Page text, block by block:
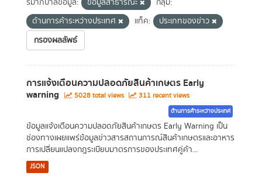
รมาภิบาลข้อมูล:
ข้อมูลสาธารณะ
กลุ่ม:
ด้านการค้าระหว่างประเทศ
แท็ค:
ประเภทของข่าว
กรองผลลัพธ์
การแจ้งเตือนความปลอดภัยสินค้าเกษตร Early
warning 5028 total views 311 recent views
ด้านการค้าระหว่างประเทศ
ข้อมูลแจ้งเตือนความปลอดภัยสินค้าเกษตร Early Warning เป็น
ช่องทางเผยแพร่ข้อมูลข่าวสารสถานการณ์สินค้าเกษตรและอาหาร
การเปลี่ยนแปลงกฎระเบียบมาตรการของประเทศคู่ค้า...
JSON